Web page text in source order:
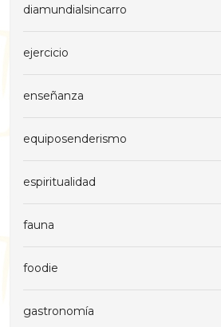
diamundialsincarro
ejercicio
enseñanza
equiposenderismo
espiritualidad
fauna
foodie
gastronomía